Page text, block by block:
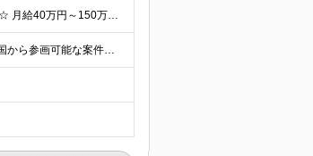
＜平均年収689万円！！＞ ☆前給保証以上☆案件待機期間も給与保証あり☆ 月給40万円～150万円（固定残業代含む） ※経験や能力を考慮し決定します ※試用期間6ヶ月あり。条件や待遇に差異はありません
全国のプロジェクト先(1都3県/東海/関西/福岡)での勤務となります。 ★全国から参画可能な案件あり！ ★リモートワーク・リモート併用・常駐案件すべてあり！ ★転居を伴う転勤はナシ ┗1人1人の働き